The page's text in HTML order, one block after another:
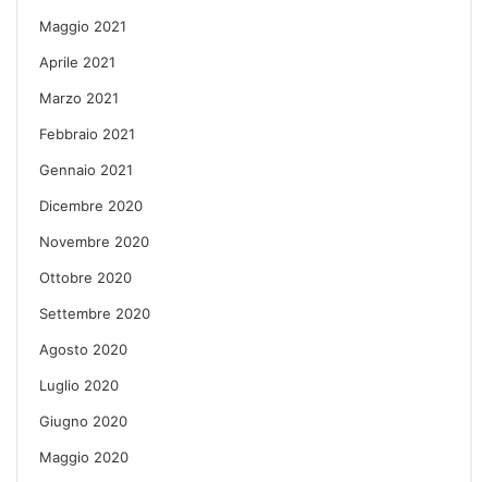
Maggio 2021
Aprile 2021
Marzo 2021
Febbraio 2021
Gennaio 2021
Dicembre 2020
Novembre 2020
Ottobre 2020
Settembre 2020
Agosto 2020
Luglio 2020
Giugno 2020
Maggio 2020